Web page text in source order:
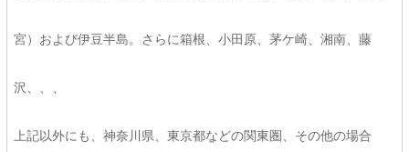
宮）および伊豆半島。さらに箱根、小田原、茅ケ崎、湘南、藤
沢、、、
上記以外にも、神奈川県、東京都などの関東圏、その他の場合